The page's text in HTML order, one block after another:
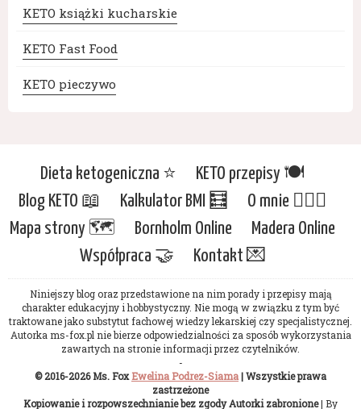
KETO książki kucharskie
KETO Fast Food
KETO pieczywo
Dieta ketogeniczna ⭐️
KETO przepisy 🍽
Blog KETO 📖
Kalkulator BMI 🧮
O mnie 🙋🏻‍♀️
Mapa strony 🗺
Bornholm Online
Madera Online
Współpraca 🤝
Kontakt 💌
Niniejszy blog oraz przedstawione na nim porady i przepisy mają
charakter edukacyjny i hobbystyczny. Nie mogą w związku z tym być
traktowane jako substytut fachowej wiedzy lekarskiej czy specjalistycznej.
Autorka ms-fox.pl nie bierze odpowiedzialności za sposób wykorzystania
zawartych na stronie informacji przez czytelników.
-
© 2016-2026 Ms. Fox Ewelina Podrez-Siama| Wszystkie prawa
zastrzeżone
Kopiowanie i rozpowszechnianie bez zgody Autorki zabronione| By